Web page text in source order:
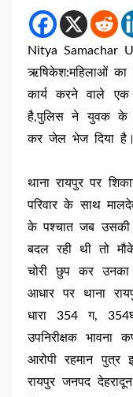
Nitya Samachar
ऋषिकेश:महिलाओं का
कार्य करने वाले एक
है,पुलिस ने युवक के
कर जेल भेज दिया है।
थाना रायपुर पर
परिवार के साथ
के पश्चात जब उसकी
बदल रही थी तो
चोरी छुप कर उनका
आधार पर थाना
धारा 354 ग,
उपनिरीक्षक भावना
आरोपी रहमान पुत्र
रायपुर जनपद